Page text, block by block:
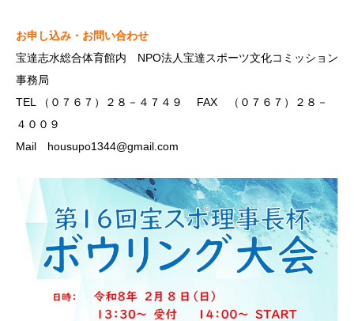
お申し込み・お問い合わせ
宝達志水総合体育館内 NPO法人宝達スポーツ文化コミッション
事務局
TEL （０７６７）２８－４７４９ FAX （０７６７）２８－
４００９
Mail housupo1344@gmail.com